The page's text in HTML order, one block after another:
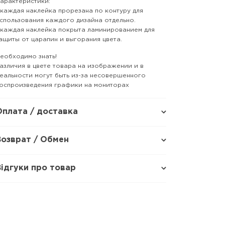
наклейка прорезана по контуру для
каждого дизайна отдельно.
наклейка покрыта ламинированием для
от царапин и выгорания цвета.
знать!
в цвете товара на изображении и в
могут быть из-за несовершенного
графики на мониторах
/ доставка
/ Обмен
про товар